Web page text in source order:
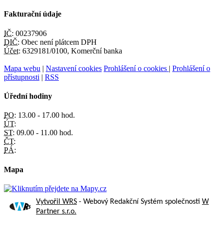
Fakturační údaje
IČ: 00237906
DIČ: Obec není plátcem DPH
Účet: 6329181/0100, Komerční banka
Mapa webu | Nastavení cookies Prohlášení o cookies | Prohlášení o
přístupnosti | RSS
Úřední hodiny
PO: 13.00 - 17.00 hod.
ÚT:
ST: 09.00 - 11.00 hod.
ČT:
PÁ:
Mapa
Vytvořil WRS - Webový Redakční Systém společnosti W
Partner s.r.o.